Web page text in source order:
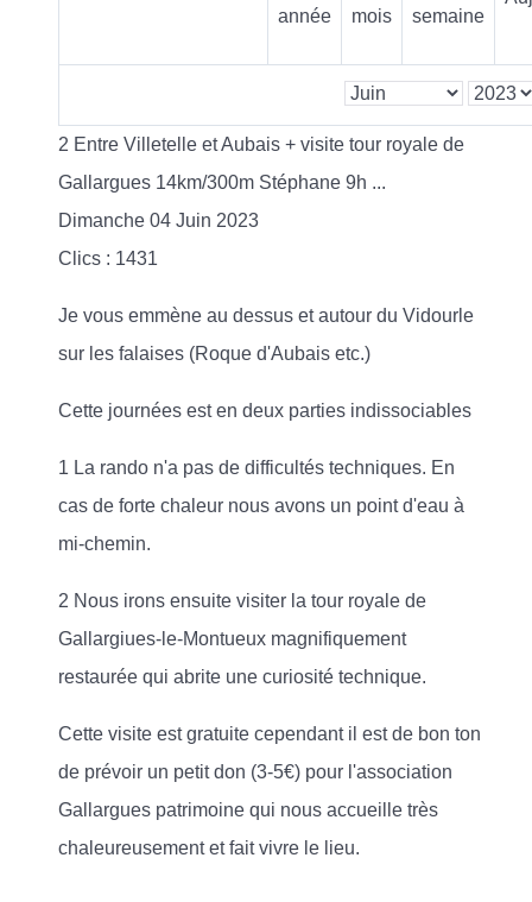
année
mois
semaine
2 Entre Villetelle et Aubais + visite tour royale de
Gallargues 14km/300m Stéphane 9h ...
Dimanche 04 Juin 2023
Clics : 1431
Je vous emmène au dessus et autour du Vidourle
sur les falaises (Roque d'Aubais etc.)
Cette journées est en deux parties indissociables
1 La rando n'a pas de difficultés techniques. En
cas de forte chaleur nous avons un point d'eau à
mi-chemin.
2 Nous irons ensuite visiter la tour royale de
Gallargiues-le-Montueux magnifiquement
restaurée qui abrite une curiosité technique.
Cette visite est gratuite cependant il est de bon ton
de prévoir un petit don (3-5€) pour l'association
Gallargues patrimoine qui nous accueille très
chaleureusement et fait vivre le lieu.